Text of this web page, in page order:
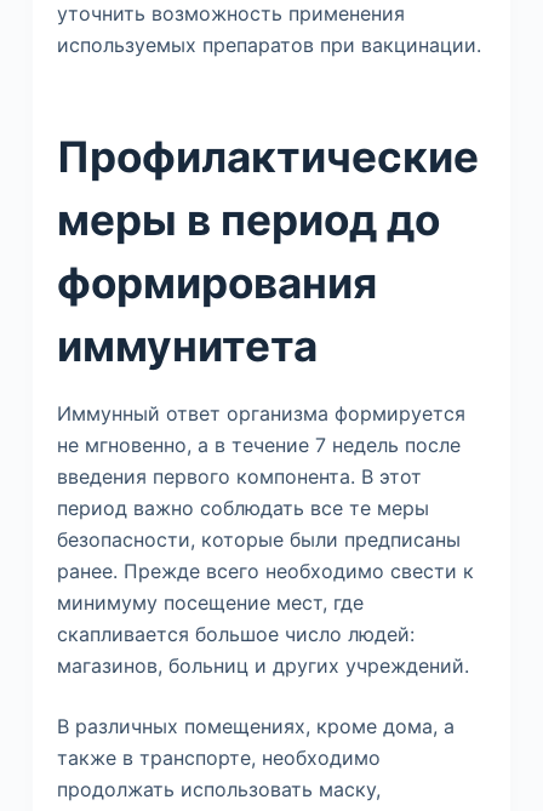
уточнить возможность применения
используемых препаратов при вакцинации.
Профилактические
меры в период до
формирования
иммунитета
Иммунный ответ организма формируется
не мгновенно, а в течение 7 недель после
введения первого компонента. В этот
период важно соблюдать все те меры
безопасности, которые были предписаны
ранее. Прежде всего необходимо свести к
минимуму посещение мест, где
скапливается большое число людей:
магазинов, больниц и других учреждений.
В различных помещениях, кроме дома, а
также в транспорте, необходимо
продолжать использовать маску,